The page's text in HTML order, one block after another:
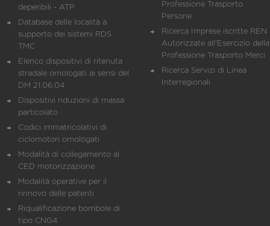
deperibili - ATP
Database delle località a
supporto dei sistemi RDS
TMC
Elenco dispositivi di ritenuta
stradale omologati ai sensi del
DM 21.06.04
Dispositivi riduzioni di massa
particolato
Codici immatricolativi di
ciclomotori omologati
Modalità di collegamento al
CED motorizzazione
Modalità operative per il
rinnovo delle patenti
Riqualificazione bombole di
tipo CNG4
Professione Trasporto
Persone
Ricerca Imprese iscritte REN
Autorizzate all'Esercizio della
Professione Trasporto Merci
Ricerca Servizi di Linea
Interregionali